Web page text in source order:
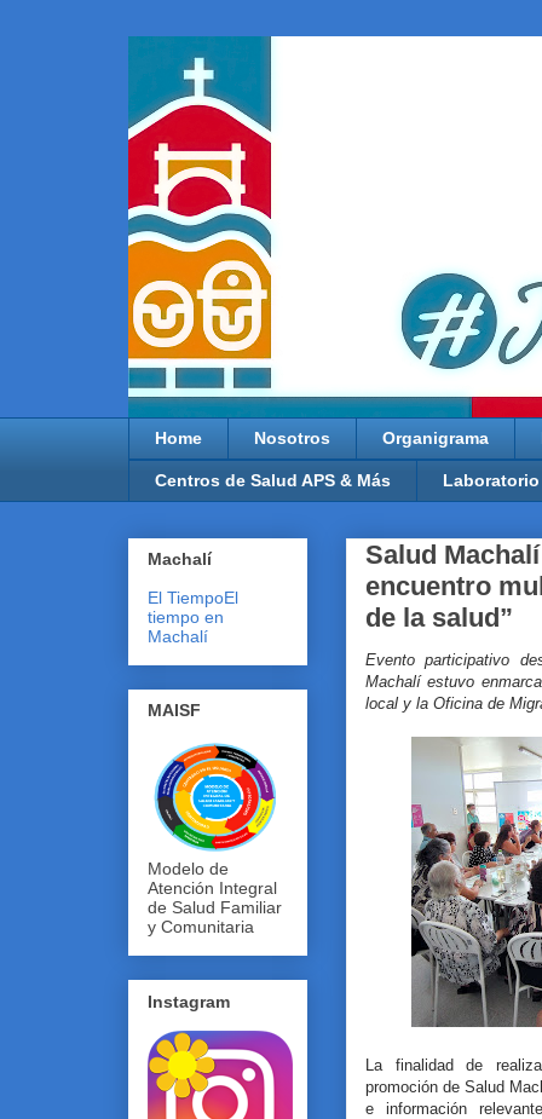
Home Nosotros Organigrama
Centros de Salud APS & Más Laboratorio
Salud
encuentro
de la salud”
Evento participativo
Machalí estuvo
local y la Oficina de
La finalidad de
promoción de Salud
e información
Machalí
El TiempoEl
tiempo en
Machalí
MAISF
Modelo de
Atención Integral
de Salud Familiar
y Comunitaria
Instagram